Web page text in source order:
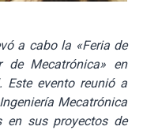
a cabo la «Feria de
de Mecatrónica» en
Este evento reunió a
Mecatrónica
en sus proyectos de